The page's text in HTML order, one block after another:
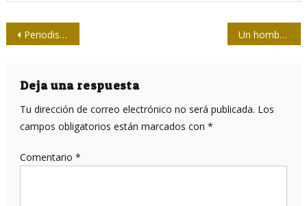
Navegación
entradas
Periodistas espirituanos por una información ágil y exacta Un hombre útil, entre la dramaturgia y el periodismo
Deja una respuesta
Tu dirección de correo electrónico no será publicada. Los
campos obligatorios están marcados con *
Comentario *